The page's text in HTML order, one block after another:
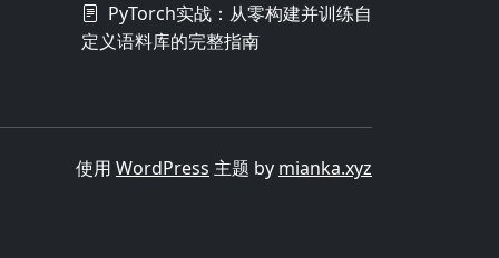
PyTorch实战：从零构建并训练自
定义语料库的完整指南
使用 WordPress 主题 by mianka.xyz